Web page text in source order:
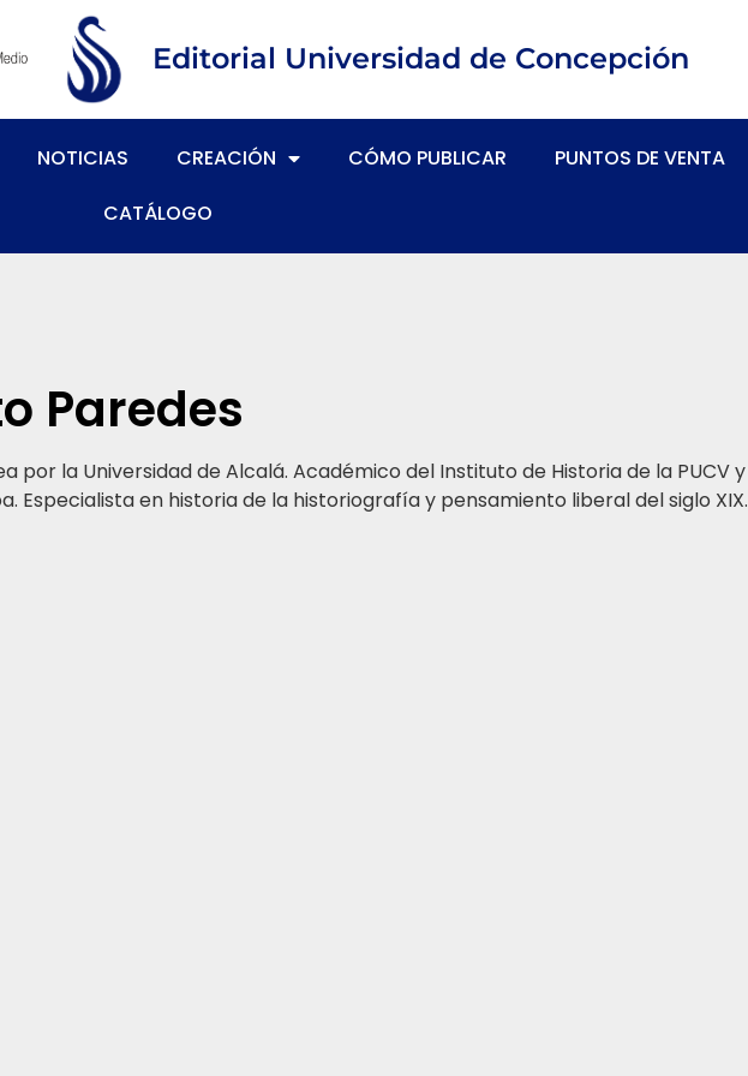
Editorial Universidad de Concepción
NOTICIAS CREACIÓN CÓMO PUBLICAR
PUNTOS DE VENTA
CATÁLOGO
Paredes
la Universidad de Alcalá. Académico del Instituto de Historia de la PUCV y
Especialista en historia de la historiografía y pensamiento liberal del siglo XIX.